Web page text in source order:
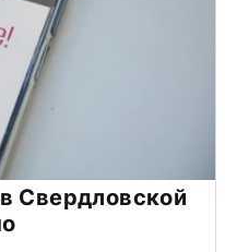
Свердловской